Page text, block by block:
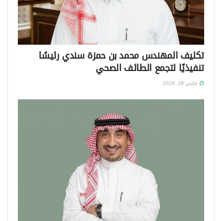
تكليف المهندس محمد بن حمزة سندي رئيسًا
تنفيذيًا لتجمع الطائف الصحي
مارس 28, 2026